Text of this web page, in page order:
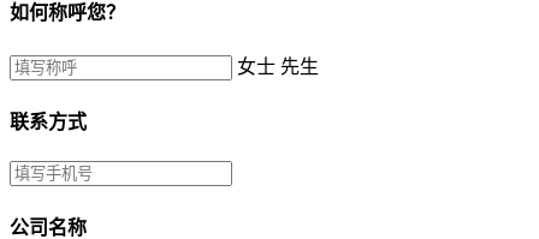
如何称呼您？
女士 先生
联系方式
公司名称